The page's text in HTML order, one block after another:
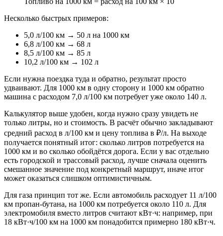
Несколько быстрых примеров:
5,0 л/100 км → 50 л на 1000 км
6,8 л/100 км → 68 л
8,5 л/100 км → 85 л
10,2 л/100 км → 102 л
Если нужна поездка туда и обратно, результат просто
удваивают. Для 1000 км в одну сторону и 1000 км обратно
машина с расходом 7,0 л/100 км потребует уже около 140 л.
Калькулятор выше удобен, когда нужно сразу увидеть не
только литры, но и стоимость. В расчёт обычно закладывают
средний расход в л/100 км и цену топлива в ₽/л. На выходе
получается понятный итог: сколько литров потребуется на
1000 км и во сколько обойдётся дорога. Если у вас отдельно
есть городской и трассовый расход, лучше сначала оценить
смешанное значение под конкретный маршрут, иначе итог
может оказаться слишком оптимистичным.
Для газа принцип тот же. Если автомобиль расходует 11 л/100
км пропан-бутана, на 1000 км потребуется около 110 л. Для
электромобиля вместо литров считают кВт·ч: например, при
18 кВт·ч/100 км на 1000 км понадобится примерно 180 кВт·ч.